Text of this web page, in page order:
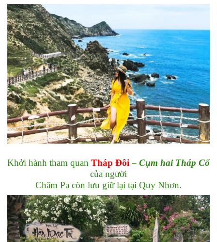
Khởi hành tham quan Tháp Đôi– Cụm hai Tháp Cổ
của người
Chăm Pa còn lưu giữ lại tại Quy Nhơn.